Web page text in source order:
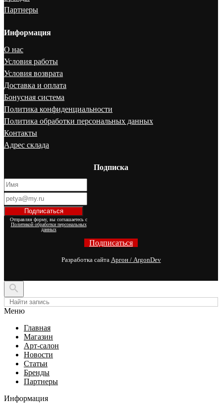
Партнеры
Информация
О нас
Условия работы
Условия возврата
Доставка и оплата
Бонусная система
Политика конфиденциальности
Политика обработки персональных данных
Контакты
Адрес склада
Подписка
Отправляя форму, вы соглашаетесь с
Политикой обработки персональных
данных
Подписаться
Разработка сайта Аргон / ArgonDev

Меню
Главная
Магазин
Арт-салон
Новости
Статьи
Бренды
Партнеры
Информация